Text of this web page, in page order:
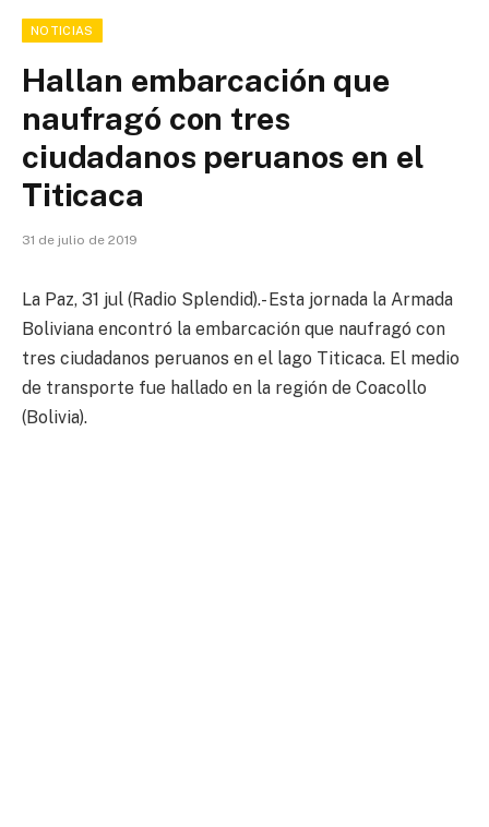
NOTICIAS
Hallan embarcación que
naufragó con tres
ciudadanos peruanos en el
Titicaca
31 de julio de 2019
La Paz, 31 jul (Radio Splendid).- Esta jornada la Armada
Boliviana encontró la embarcación que naufragó con
tres ciudadanos peruanos en el lago Titicaca. El medio
de transporte fue hallado en la región de Coacollo
(Bolivia).